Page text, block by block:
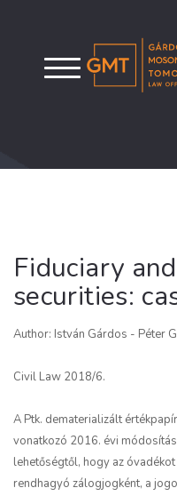
Fiduciary
securities:
Author: István Gárdos - Péter
Civil Law 2018/6.
A Ptk. dematerializált
vonatkozó 2016. évi
lehetőségtől, hogy az
rendhagyó zálogjogként, a